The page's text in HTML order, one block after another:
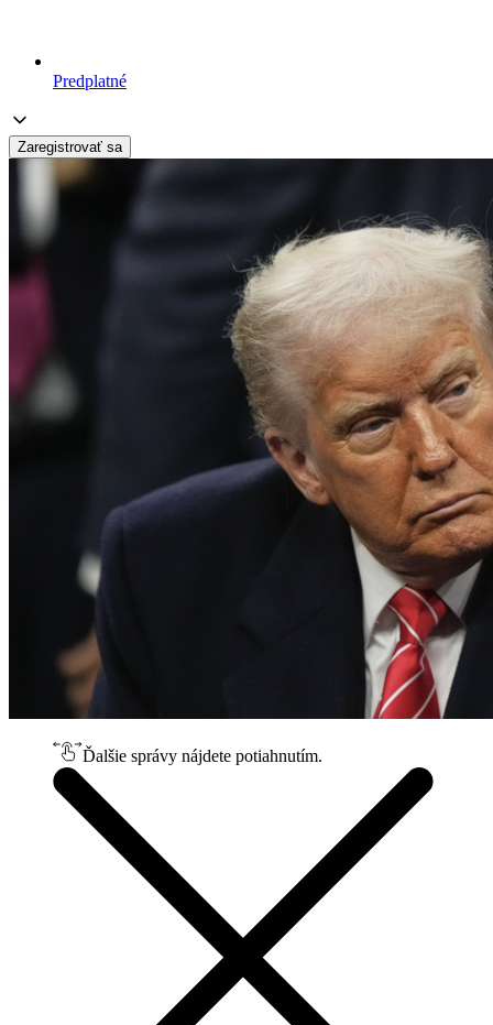
Predplatné
Zaregistrovať sa
Ďalšie správy nájdete potiahnutím.